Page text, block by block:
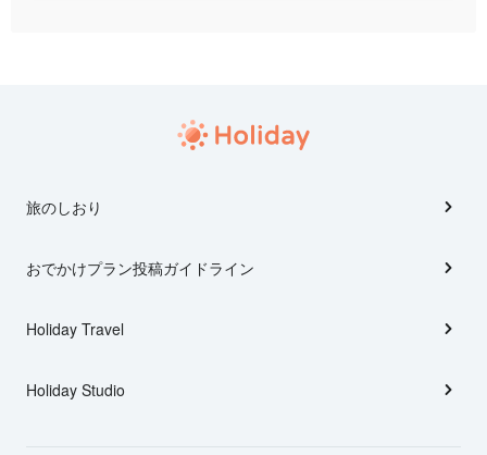
旅のしおり
おでかけプラン投稿ガイドライン
Holiday Travel
Holiday Studio